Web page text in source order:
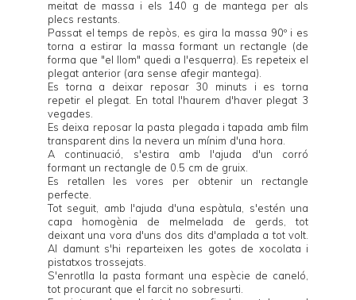
meitat de massa i els 140 g de mantega per als
plecs restants.
Passat el temps de repòs, es gira la massa 90º i es
torna a estirar la massa formant un rectangle (de
forma que "el llom" quedi a l'esquerra). Es repeteix el
plegat anterior (ara sense afegir mantega).
Es torna a deixar reposar 30 minuts i es torna
repetir el plegat. En total l'haurem d'haver plegat 3
vegades.
Es deixa reposar la pasta plegada i tapada amb film
transparent dins la nevera un mínim d'una hora.
A continuació, s'estira amb l'ajuda d'un corró
formant un rectangle de 0.5 cm de gruix.
Es retallen les vores per obtenir un rectangle
perfecte.
Tot seguit, amb l'ajuda d'una espàtula, s'estén una
capa homogènia de melmelada de gerds, tot
deixant una vora d'uns dos dits d'amplada a tot volt.
Al damunt s'hi reparteixen les gotes de xocolata i
pistatxos trossejats.
S'enrotlla la pasta formant una espècie de caneló,
tot procurant que el farcit no sobresurti.